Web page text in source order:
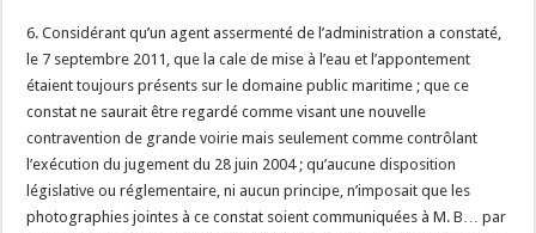
6. Considérant qu’un agent assermenté de l’administration a constaté,
le 7 septembre 2011, que la cale de mise à l’eau et l’appontement
étaient toujours présents sur le domaine public maritime ; que ce
constat ne saurait être regardé comme visant une nouvelle
contravention de grande voirie mais seulement comme contrôlant
l’exécution du jugement du 28 juin 2004 ; qu’aucune disposition
législative ou réglementaire, ni aucun principe, n’imposait que les
photographies jointes à ce constat soient communiquées à M. B… par